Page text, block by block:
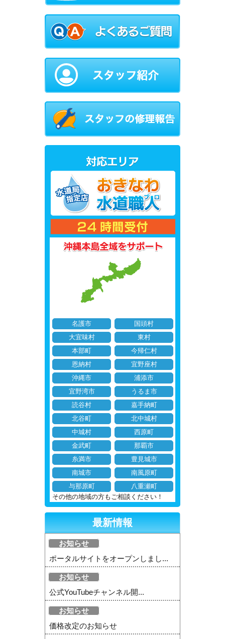
名護市
国頭村
大宜味村
東村
本部町
今帰仁村
恩納村
宜野座村
沖縄市
浦添市
宜野湾市
うるま市
読谷村
嘉手納町
北谷町
北中城村
中城村
西原町
金武町
那覇市
糸満市
豊見城市
南城市
南風原町
与那原町
八重瀬町
その他の地域の方もご相談ください！
最新情報
お知らせ
ポータルサイトをオープンしまし...
お知らせ
公式YouTubeチャンネル開...
お知らせ
価格改定のお知らせ